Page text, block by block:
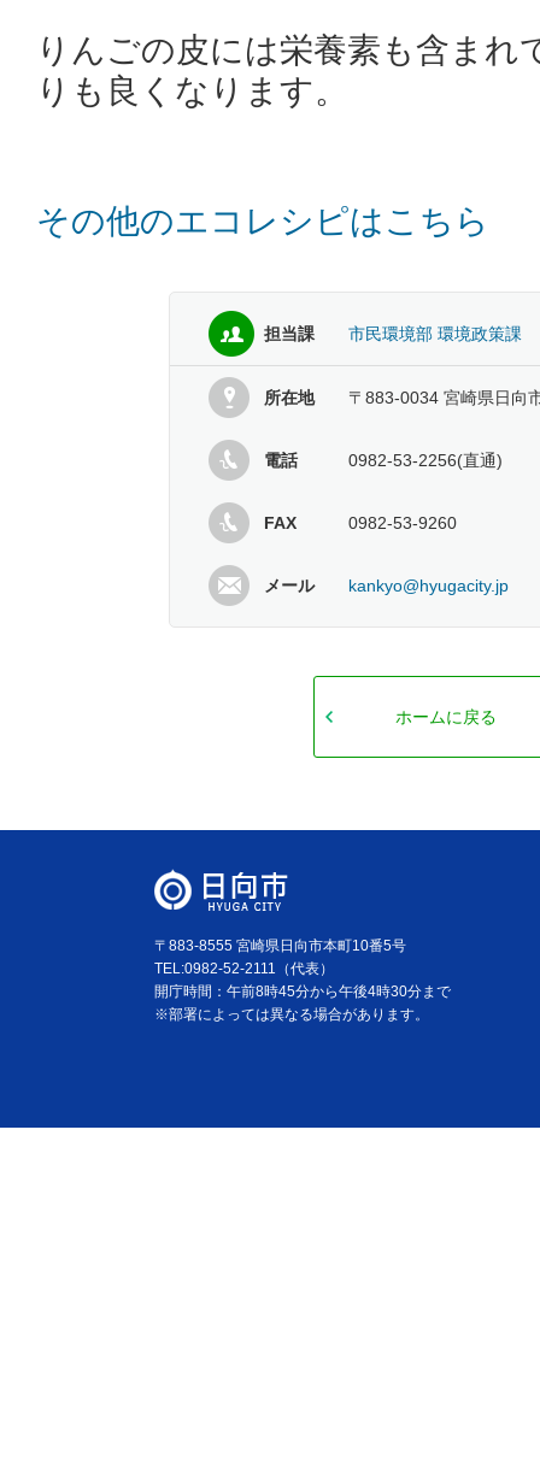
りんごの皮には栄養素も含まれ
りも良くなります。
その他のエコレシピはこちら
担当課 市民環境部 環境政策課
所在地 〒883-0034 宮崎県日向
電話 0982-53-2256(直通)
FAX 0982-53-9260
メール kankyo@hyugacity.jp
ホームに戻る
〒883-8555 宮崎県日向市本町10番5号
TEL:0982-52-2111（代表）
開庁時間：午前8時45分から午後4時30分まで
※部署によっては異なる場合があります。